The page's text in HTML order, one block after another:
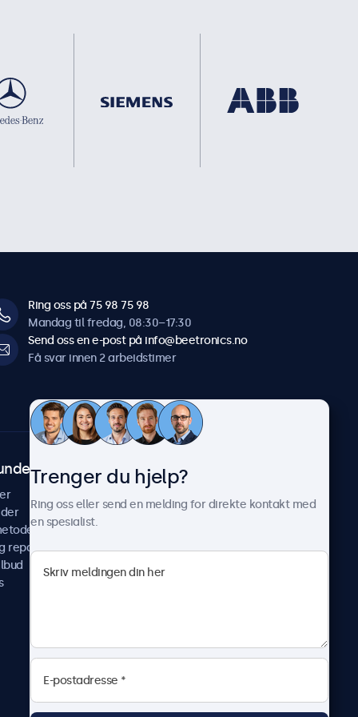
Ring oss på 75 98 75 98
Mandag til fredag, 08:30–17:30
Send oss en e-post på info@beetronics.no
Få svar innen 2 arbeidstimer
reparer
Om Beetronics
Nyheter & oppdateringer
Jobb med oss
Betingelser og vilkår
Trenger du hjelp?
Ring oss eller send en melding for direkte kontakt med
en spesialist.